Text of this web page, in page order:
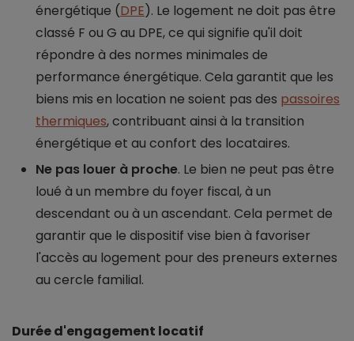
énergétique (DPE). Le logement ne doit pas être
classé F ou G au DPE, ce qui signifie qu'il doit
répondre à des normes minimales de
performance énergétique. Cela garantit que les
biens mis en location ne soient pas des passoires
thermiques, contribuant ainsi à la transition
énergétique et au confort des locataires.
Ne pas louer à proche. Le bien ne peut pas être
loué à un membre du foyer fiscal, à un
descendant ou à un ascendant. Cela permet de
garantir que le dispositif vise bien à favoriser
l'accès au logement pour des preneurs externes
au cercle familial.
Durée d'engagement locatif